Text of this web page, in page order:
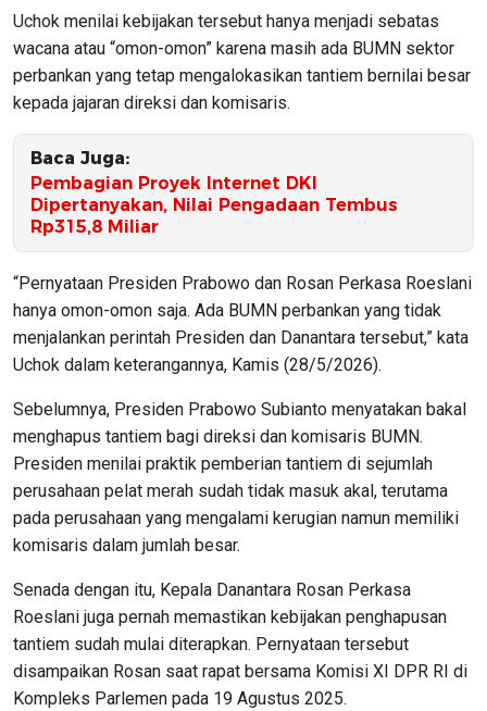
Uchok menilai kebijakan tersebut hanya menjadi sebatas
wacana atau “omon-omon” karena masih ada BUMN sektor
perbankan yang tetap mengalokasikan tantiem bernilai besar
kepada jajaran direksi dan komisaris.
Baca Juga:
Pembagian Proyek Internet DKI
Dipertanyakan, Nilai Pengadaan Tembus
Rp315,8 Miliar
“Pernyataan Presiden Prabowo dan Rosan Perkasa Roeslani
hanya omon-omon saja. Ada BUMN perbankan yang tidak
menjalankan perintah Presiden dan Danantara tersebut,” kata
Uchok dalam keterangannya, Kamis (28/5/2026).
Sebelumnya, Presiden Prabowo Subianto menyatakan bakal
menghapus tantiem bagi direksi dan komisaris BUMN.
Presiden menilai praktik pemberian tantiem di sejumlah
perusahaan pelat merah sudah tidak masuk akal, terutama
pada perusahaan yang mengalami kerugian namun memiliki
komisaris dalam jumlah besar.
Senada dengan itu, Kepala Danantara Rosan Perkasa
Roeslani juga pernah memastikan kebijakan penghapusan
tantiem sudah mulai diterapkan. Pernyataan tersebut
disampaikan Rosan saat rapat bersama Komisi XI DPR RI di
Kompleks Parlemen pada 19 Agustus 2025.